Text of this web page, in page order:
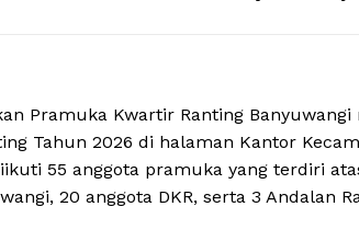
Pramuka Kwartir Ranting Banyuwangi
Tahun 2026 di halaman Kantor
55 anggota pramuka yang terdiri
20 anggota DKR, serta 3 Andalan